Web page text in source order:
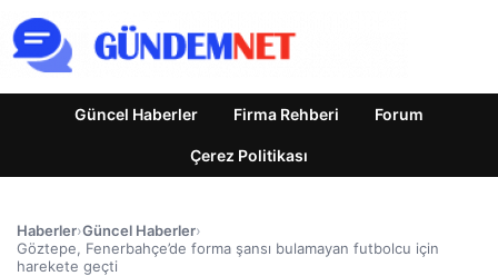
Güncel Haberler Firma Rehberi Forum
Çerez Politikası
Haberler›Güncel Haberler›
Göztepe, Fenerbahçe’de forma şansı bulamayan futbolcu için
harekete geçti